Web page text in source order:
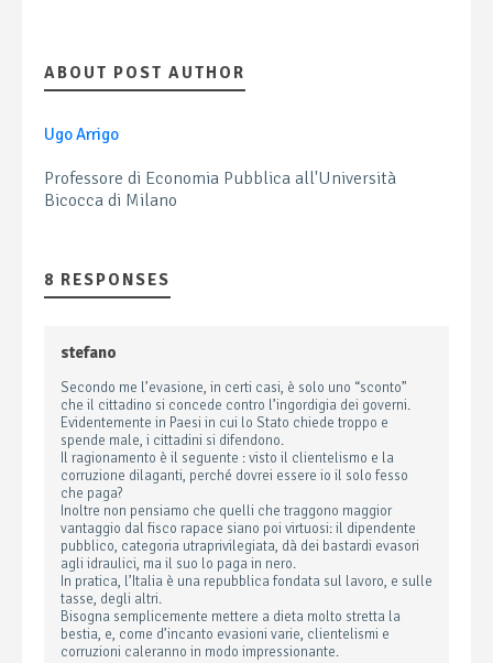
ABOUT POST AUTHOR
Ugo Arrigo
Professore di Economia Pubblica all'Università
Bicocca di Milano
8 RESPONSES
stefano
Secondo me l’evasione, in certi casi, è solo uno “sconto”
che il cittadino si concede contro l’ingordigia dei governi.
Evidentemente in Paesi in cui lo Stato chiede troppo e
spende male, i cittadini si difendono.
Il ragionamento è il seguente : visto il clientelismo e la
corruzione dilaganti, perché dovrei essere io il solo fesso
che paga?
Inoltre non pensiamo che quelli che traggono maggior
vantaggio dal fisco rapace siano poi virtuosi: il dipendente
pubblico, categoria utraprivilegiata, dà dei bastardi evasori
agli idraulici, ma il suo lo paga in nero.
In pratica, l’Italia è una repubblica fondata sul lavoro, e sulle
tasse, degli altri.
Bisogna semplicemente mettere a dieta molto stretta la
bestia, e, come d’incanto evasioni varie, clientelismi e
corruzioni caleranno in modo impressionante.